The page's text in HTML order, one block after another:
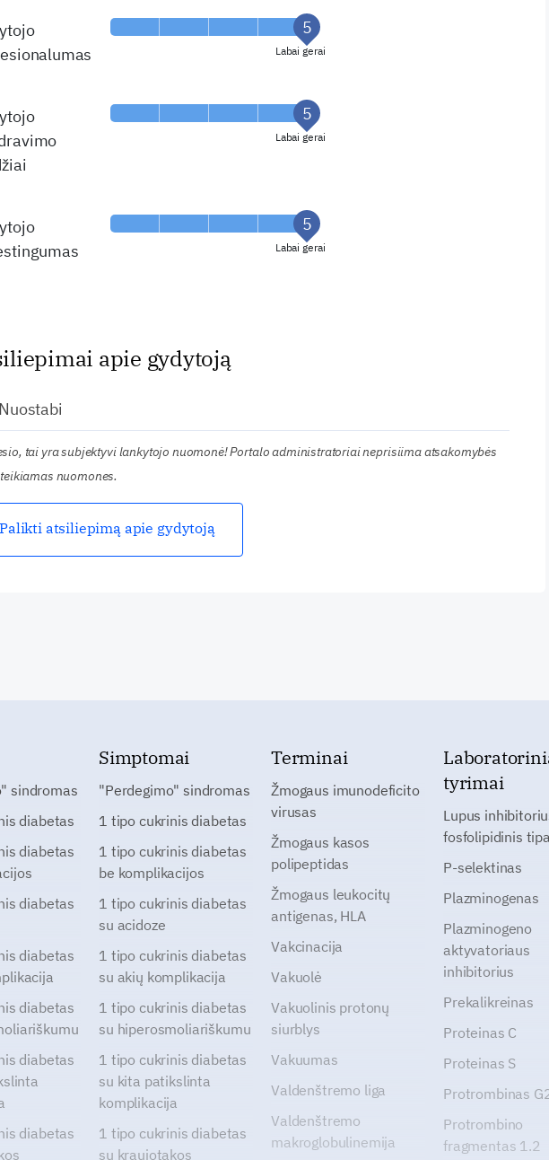
Labai gerai
Labai gerai
Labai gerai
apie gydytoją
Nuostabi
tai yra subjektyvi lankytojo nuomonė! Portalo administratoriai neprisiima atsakomybės
nuomones.
Palikti atsiliepimą apie gydytoją
sindromas
diabetas
diabetas
diabetas
diabetas
diabetas
diabetas
diabetas
Simptomai
"Perdegimo" sindromas
1 tipo cukrinis diabetas
1 tipo cukrinis diabetas
be komplikacijos
1 tipo cukrinis diabetas
su acidoze
1 tipo cukrinis diabetas
su akių komplikacija
1 tipo cukrinis diabetas
su hiperosmoliariškumu
1 tipo cukrinis diabetas
su kita patikslinta
komplikacija
1 tipo cukrinis diabetas
su kraujotakos
Terminai
Žmogaus imunodeficito
virusas
Žmogaus kasos
polipeptidas
Žmogaus leukocitų
antigenas, HLA
Vakcinacija
Vakuolė
Vakuolinis protonų
siurblys
Vakuumas
Valdenštremo liga
Valdenštremo
makroglobulinemija
tyrimai
Lupus
fosfolipidinis
P-selektinas
Plazminogenas
Plazminogeno
aktyvatoriaus
inhibitorius
Prekalikreinas
Proteinas C
Proteinas S
Protrombinas
Protrombino
fragmentas 1.2